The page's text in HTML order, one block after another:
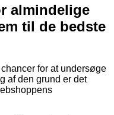
almindelige
til de bedste
for at undersøge
af den grund er det